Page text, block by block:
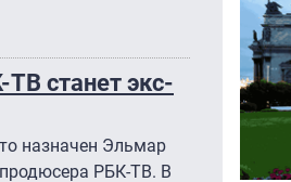
станет экс-
назначен Эльмар
РБК-ТВ. В